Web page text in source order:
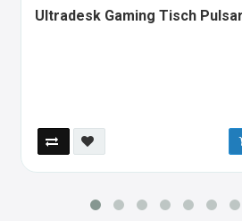
Ultradesk Gaming Tisch